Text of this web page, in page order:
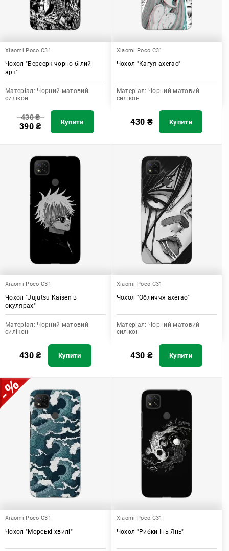
Xiaomi Poco C31
Чохол "Берсерк чорно-білий
арт"
Матеріал: Чорний матовий
силікон
430₴
390₴ Купити
Xiaomi Poco C31
Чохол "Кагуя ахегао"
Матеріал: Чорний матовий
силікон
430 ₴ Купити
Xiaomi Poco C31
Чохол "Jujutsu Kaisen в
окулярах"
Матеріал: Чорний матовий
силікон
430₴ Купити
Xiaomi Poco C31
Чохол "Обличчя ахегао"
Матеріал: Чорний матовий
силікон
430 ₴ Купити
Xiaomi Poco C31
Чохол "Морські хвилі"
Xiaomi Poco C31
Чохол "Рибки Інь Янь"